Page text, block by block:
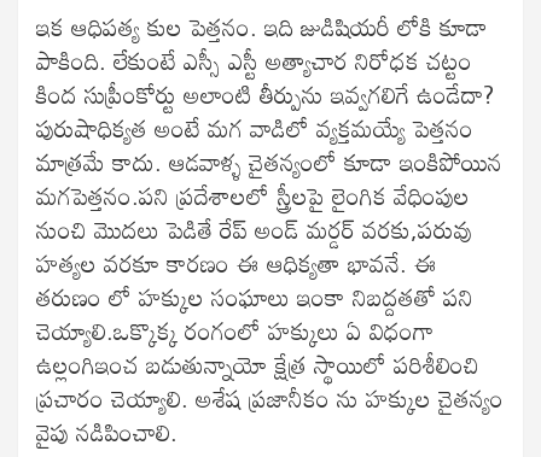
ఇక ఆధిపత్య కుల పెత్తనం. ఇది జుడిషియరీ లోకి కూడా
పాకింది. లేకుంటే ఎస్సీ ఎస్టీ అత్యాచార నిరోధక చట్టం
కింద సుప్రీంకోర్టు అలాంటి తీర్పును ఇవ్వగలిగే ఉండేదా?
పురుషాధిక్యత అంటే మగ వాడిలో వ్యక్తమయ్యే పెత్తనం
మాత్రమే కాదు. ఆడవాళ్ళ చైతన్యంలో కూడా ఇంకిపోయిన
మగపెత్తనం.పని ప్రదేశాలలో స్త్రీలపై లైంగిక వేధింపుల
నుంచి మొదలు పెడితే రేప్ అండ్ మర్డర్ వరకు,పరువు
హత్యల వరకూ కారణం ఈ ఆధిక్యతా భావనే. ఈ
తరుణం లో హక్కుల సంఘాలు ఇంకా నిబద్దతతో పని
చెయ్యాలి.ఒక్కొక్క రంగంలో హక్కులు ఏ విధంగా
ఉల్లంగిఇంచ బడుతున్నాయో క్షేత్ర స్థాయిలో పరిశీలించి
ప్రచారం చెయ్యాలి. అశేష ప్రజానీకం ను హక్కుల చైతన్యం
వైపు నడిపించాలి.